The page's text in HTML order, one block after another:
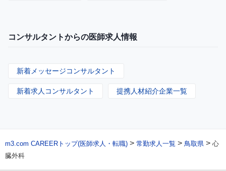
コンサルタントからの医師求人情報
新着メッセージコンサルタント
新着求人コンサルタント 提携人材紹介企業一覧
m3.com CAREERトップ(医師求人・転職) > 常勤求人一覧 > 鳥取県 > 心
臓外科